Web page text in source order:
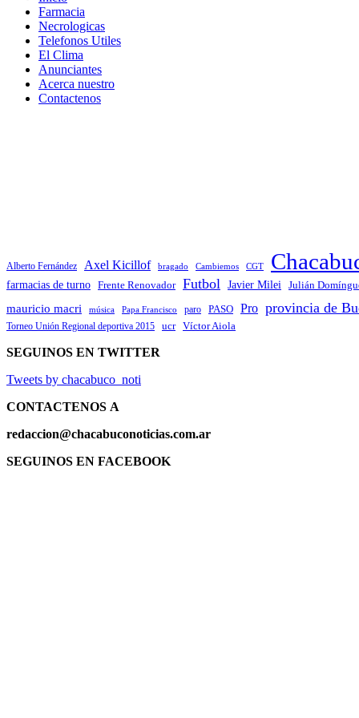
Farmacia
Necrologicas
Telefonos Utiles
El Clima
Anunciantes
Acerca nuestro
Contactenos
Alberto Fernández Axel Kicillof bragado Cambiemos CGT
farmacias de turno Frente Renovador Futbol Javier Milei Julián
mauricio macri
música Papa Francisco paro PASO Pro provincia de
Torneo Unión Regional deportiva 2015 ucr Víctor Aiola
SEGUINOS EN TWITTER
Tweets by chacabuco_noti
CONTACTENOS A
redaccion@chacabuconoticias.com.ar
SEGUINOS EN FACEBOOK